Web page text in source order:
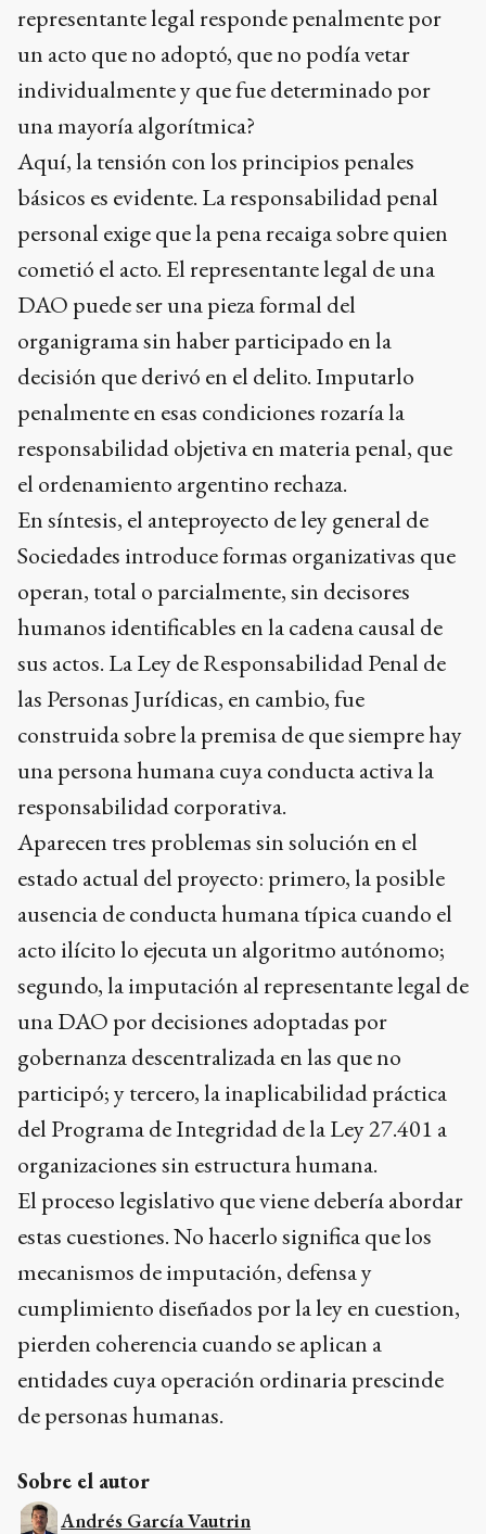
representante legal responde penalmente por
un acto que no adoptó, que no podía vetar
individualmente y que fue determinado por
una mayoría algorítmica?
Aquí, la tensión con los principios penales
básicos es evidente. La responsabilidad penal
personal exige que la pena recaiga sobre quien
cometió el acto. El representante legal de una
DAO puede ser una pieza formal del
organigrama sin haber participado en la
decisión que derivó en el delito. Imputarlo
penalmente en esas condiciones rozaría la
responsabilidad objetiva en materia penal, que
el ordenamiento argentino rechaza.
En síntesis, el anteproyecto de ley general de
Sociedades introduce formas organizativas que
operan, total o parcialmente, sin decisores
humanos identificables en la cadena causal de
sus actos. La Ley de Responsabilidad Penal de
las Personas Jurídicas, en cambio, fue
construida sobre la premisa de que siempre hay
una persona humana cuya conducta activa la
responsabilidad corporativa.
Aparecen tres problemas sin solución en el
estado actual del proyecto: primero, la posible
ausencia de conducta humana típica cuando el
acto ilícito lo ejecuta un algoritmo autónomo;
segundo, la imputación al representante legal de
una DAO por decisiones adoptadas por
gobernanza descentralizada en las que no
participó; y tercero, la inaplicabilidad práctica
del Programa de Integridad de la Ley 27.401 a
organizaciones sin estructura humana.
El proceso legislativo que viene debería abordar
estas cuestiones. No hacerlo significa que los
mecanismos de imputación, defensa y
cumplimiento diseñados por la ley en cuestion,
pierden coherencia cuando se aplican a
entidades cuya operación ordinaria prescinde
de personas humanas.
Sobre el autor
Andrés García Vautrin